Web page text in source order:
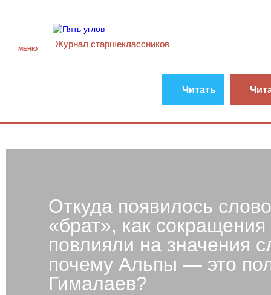
МЕНЮ Журнал старшекласcников
Читать
Откуда появилось слово
«брат», как сокращения
повлияли на значения
почему Альпы — это
Гималаев?